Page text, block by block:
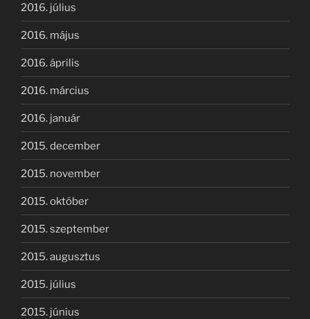
2016. július
2016. május
2016. április
2016. március
2016. január
2015. december
2015. november
2015. október
2015. szeptember
2015. augusztus
2015. július
2015. június